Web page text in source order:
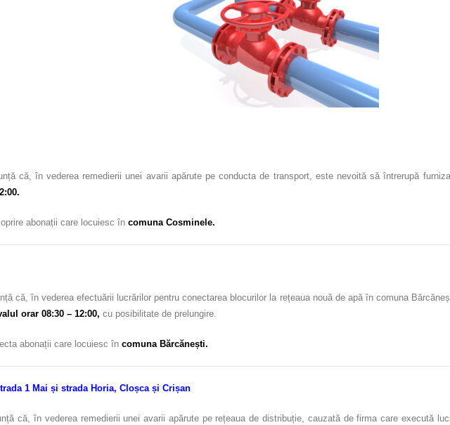
că, în vederea remedierii unei avarii apărute pe conducta de transport, este nevoită să întrerupă
abonații care locuiesc în comuna Cosminele.
că, în vederea efectuării lucrărilor pentru conectarea blocurilor la rețeaua nouă de apă în comuna
orar 08:30 – 12:00, cu posibilitate de prelungire.
abonații care locuiesc în comuna Bărcănești.
1 Mai și strada Horia, Cloșca și Crișan
că, în vederea remedierii unei avarii apărute pe rețeaua de distribuție, cauzată de firma care execută